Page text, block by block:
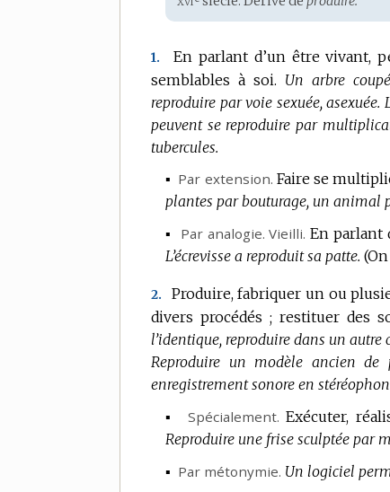
:
1.
En parlant d’un être vivant,
semblables à soi. Un arbre
reproduire par voie sexuée, asexuée.
peuvent se reproduire par
tubercules.
▪ Par extension. Faire se
plantes par bouturage, un animal
▪ Par analogie. Vieilli. En parlant
L’écrevisse a reproduit sa patte.
2.
Produire, fabriquer un ou
divers procédés ; restituer des
l’identique, reproduire dans un
Reproduire un modèle ancien de
enregistrement sonore en
▪ Spécialement. Exécuter,
Reproduire une frise sculptée par
▪ Par métonymie. Un logiciel